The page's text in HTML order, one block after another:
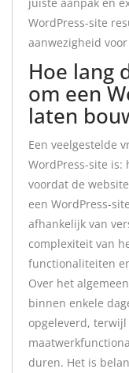
WordPress-site
aanwezigheid
Hoe lang
om een
laten
Een veelgestelde
WordPress-site
voordat de
een WordPress-
afhankelijk van
complexiteit van
functionaliteiten
Over het
binnen enkele
opgeleverd,
duren. Het is